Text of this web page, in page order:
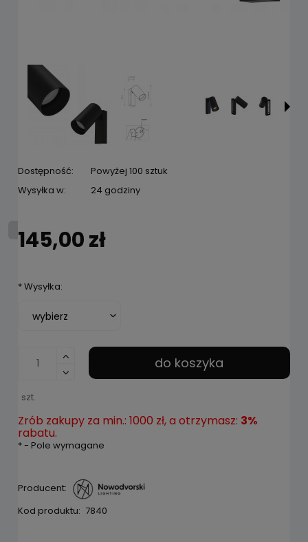
Dostępność:
Powyżej 100 sztuk
Wysyłka w:
24 godziny
145,00 zł
*Wysyłka:
szt.
do koszyka
Zrób zakupy za min.: 1000 zł, a otrzymasz: 3%
rabatu.
*- Pole wymagane
Producent:
Kod produktu: 7840